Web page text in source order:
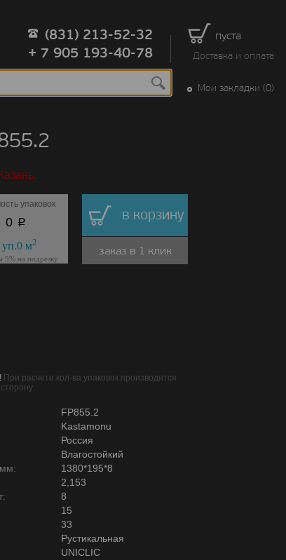
пуста
Доставка и оплата
(831) 213-52-32
+ 7 905 193-40-78
Мои закладки (0)
упаковок
0 p
0м2
5% на подрезку
в корзину
заказ в 1 клик
При расчете кол-ва упаковок производится
FP855.2
Kastamonu
Россия
Влагостойкий
1380*195*8
2,153
8
15
33
Рустикальная
UNICLIC